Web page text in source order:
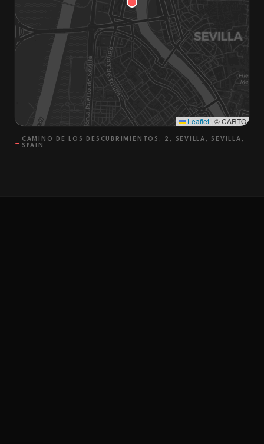
Leaflet | © CARTO
→
CAMINO DE LOS DESCUBRIMIENTOS, 2, SEVILLA, SEVILLA,
SPAIN